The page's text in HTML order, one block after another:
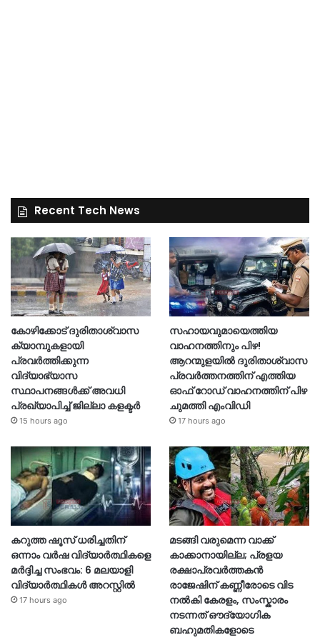
Recent Tech News
കോഴിക്കോട് ദുരിതാശ്വാസ
ക്യാമ്പുകളായി
പ്രവര്‍ത്തിക്കുന്ന
വിദ്യാഭ്യാസ
സ്ഥാപനങ്ങള്‍ക്ക് അവധി
പ്രഖ്യാപിച്ച് ജില്ലാ കളക്ടർ
15 hours ago
സഹായവുമായെത്തിയ
വാഹനത്തിനും പിഴ!
ആറന്മുളയില്‍ ദുരിതാശ്വാസ
പ്രവര്‍ത്തനത്തിന് എത്തിയ
ഓഫ് റോഡ് വാഹനത്തിന് പിഴ
ചുമത്തി എംവിഡി
17 hours ago
കറുത്ത ഷൂസ് ധരിച്ചതിന്
ഒന്നാം വർഷ വിദ്യാർത്ഥികളെ
മർദ്ദിച്ച സംഭവം: 6 മലയാളി
വിദ്യാർത്ഥികൾ അറസ്റ്റിൽ
17 hours ago
മടങ്ങി വരുമെന്ന വാക്ക്
കാക്കാനായില്ല; പ്രളയ
രക്ഷാപ്രവർത്തകൻ
രാജേഷിന് കണ്ണീരോടെ വിട
നൽകി കേരളം, സംസ്കാരം
നടന്നത് ഔദ്യോ​ഗിക
ബഹുമതികളോടെ